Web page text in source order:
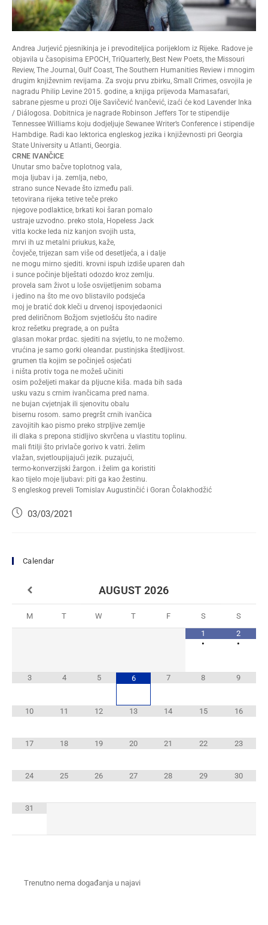
Andrea Jurjević pjesnikinja je i prevoditeljica porijeklom iz Rijeke. Radove je
objavila u časopisima EPOCH, TriQuarterly, Best New Poets, the Missouri
Review, The Journal, Gulf Coast, The Southern Humanities Review i mnogim
drugim književnim revijama. Za svoju prvu zbirku, Small Crimes, osvojila je
nagradu Philip Levine 2015. godine, a knjiga prijevoda Mamasafari,
sabrane pjesme u prozi Olje Savičević Ivančević, izaći će kod Lavender Inka
/ Diálogosa. Dobitnica je nagrade Robinson Jeffers Tor te stipendije
Tennessee Williams koju dodjeljuje Sewanee Writer’s Conference i stipendije
Hambdige. Radi kao lektorica engleskog jezika i književnosti pri Georgia
State University u Atlanti, Georgia.
CRNE IVANČICE
Unutar smo bačve toplotnog vala,
moja ljubav i ja. zemlja, nebo,
strano sunce Nevade što između pali.
tetovirana rijeka tetive teče preko
njegove podlaktice, brkati koi šaran pomalo
ustraje uzvodno. preko stola, Hopeless Jack
vitla kocke leda niz kanjon svojih usta,
mrvi ih uz metalni priukus, kaže,
čovječe, trijezan sam više od desetljeća, a i dalje
ne mogu mirno sjediti. krovni ispuh izdiše uparen dah
i sunce počinje blještati odozdo kroz zemlju.
provela sam život u loše osvijetljenim sobama
i jedino na što me ovo blistavilo podsjeća
moj je bratić dok kleči u drvenoj ispovjedaonici
pred deliričnom Božjom svjetlošću što nadire
kroz rešetku pregrade, a on pušta
glasan mokar prdac. sjediti na svjetlu, to ne možemo.
vrućina je samo gorki oleandar. pustinjska štedljivost.
grumen tla kojim se počinješ osjećati
i ništa protiv toga ne možeš učiniti
osim poželjeti makar da pljucne kiša. mada bih sada
usku vazu s crnim ivančicama pred nama.
ne bujan cvjetnjak ili sjenovitu obalu
bisernu rosom. samo pregršt crnih ivančica
zavojitih kao pismo preko strpljive zemlje
ili dlaka s prepona stidljivo skvrčena u vlastitu toplinu.
mali fitilji što privlače gorivo k vatri. želim
vlažan, svjetloupijajući jezik. puzajući,
termo-konverzijski žargon. i želim ga koristiti
kao tijelo moje ljubavi: piti ga kao žestinu.
S engleskog preveli Tomislav Augustinčić i Goran Čolakhodžić
03/03/2021
Calendar
AUGUST 2026
M T W T F S
S
1
•
2
•
3 4 5 6 7 8 9
10 11 12 13 14 15 16
17 18 19 20 21 22 23
24 25 26 27 28 29 30
31
Trenutno nema događanja u najavi